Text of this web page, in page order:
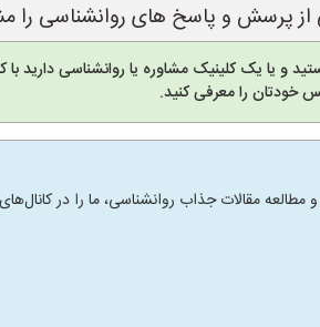
پرسش و پاسخ های روانشناسی را
و یا یک کلینیک مشاوره یا روانشناسی دارید
خودتان را معرفی کنید.
مطالعه مقالات جذاب روانشناسی، ما را در